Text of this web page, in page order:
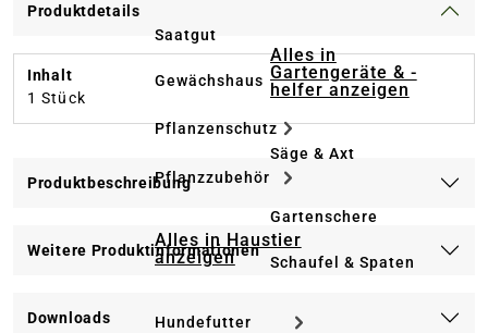
Saatgut
Gewächshaus
Pflanzenschutz
Pflanzzubehör
Alles in Haustier
anzeigen
Hundefutter
Alles in
Gartengeräte & -
helfer anzeigen
Säge & Axt
Gartenschere
Schaufel & Spaten
Produktdetails
Inhalt
1 Stück
Produktbeschreibung
Weitere Produktinformationen
Downloads